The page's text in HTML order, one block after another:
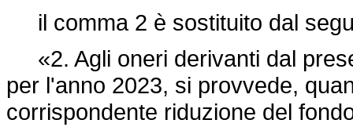
il comma 2 è sostituito dal
«2. Agli oneri derivanti dal
per l'anno 2023, si provvede,
corrispondente riduzione del